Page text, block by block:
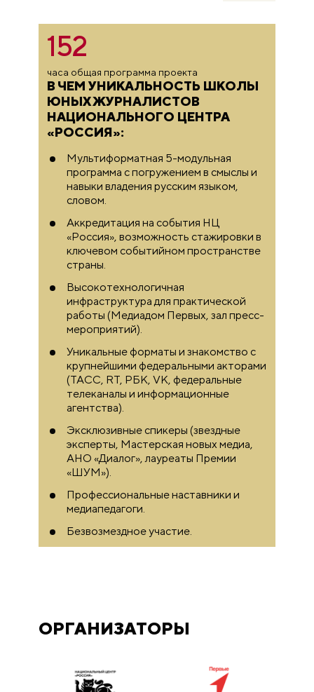
Юрий Никифоров
Кандидат исторических наук,
профессор Академии военных
наук, член Научного совета
Российского военно-
исторического общества
Джулия Паркер
Корреспондент отдела
культуры газеты «Известия»
Юлия Проскурина
общества «Знание»
Галина Силантьева
Объединенной редакции
московских СМИ «Москва
Медиа»
Гиви Твалтвадзе
Телеведущий, спортивный
журналист, ведущий
спортивных и массовых
мероприятий
Яна Шевченко
Журналист, редактор, автор
текстов научно-популярного
В ЧЕМ УНИКАЛЬНОСТЬ ШКОЛЫ
ЮНЫХ ЖУРНАЛИСТОВ
НАЦИОНАЛЬНОГО ЦЕНТРА
«РОССИЯ»:
Мультиформатная 5-модульная
программа с погружением в смыслы и
навыки владения русским языком,
словом.
Аккредитация на события НЦ
«Россия», возможность стажировки в
ключевом событийном пространстве
страны.
Высокотехнологичная
инфраструктура для практической
работы (Медиадом Первых, зал пресс-
мероприятий).
Уникальные форматы и знакомство с
крупнейшими федеральными акторами
(ТАСС, RT, РБК, VK, федеральные
телеканалы и информационные
агентства).
Эксклюзивные спикеры (звездные
эксперты, Мастерская новых медиа,
АНО «Диалог», лауреаты Премии
«ШУМ»).
Профессиональные наставники и
медиапедагоги.
Безвозмездное участие.
152
часа общая программа проекта
ОРГАНИЗАТОРЫ